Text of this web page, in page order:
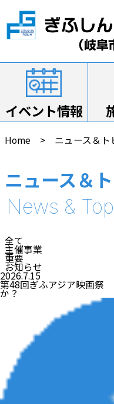
イベント情報
Home ニュース＆ト
ニュース＆
全て
主催事業
重要
お知らせ
2026.7.15
第48回ぎふアジア映画祭
か？